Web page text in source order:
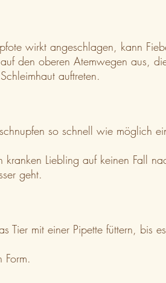
wirkt angeschlagen, kann
den oberen Atemwegen aus,
auftreten.
so schnell wie möglich
Liebling auf keinen Fall
geht.
mit einer Pipette füttern, bis